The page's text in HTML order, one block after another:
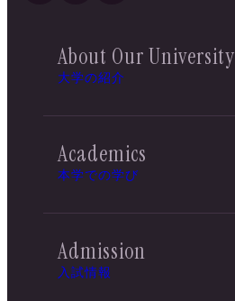
About Our University
大学の紹介
Academics
本学での学び
Admission
入試情報